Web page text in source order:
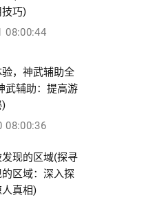
巧)
08:00:44
，神武辅助全
武辅助：提高游
)
08:00:36
现的区域(探寻
区域：深入探
真相)